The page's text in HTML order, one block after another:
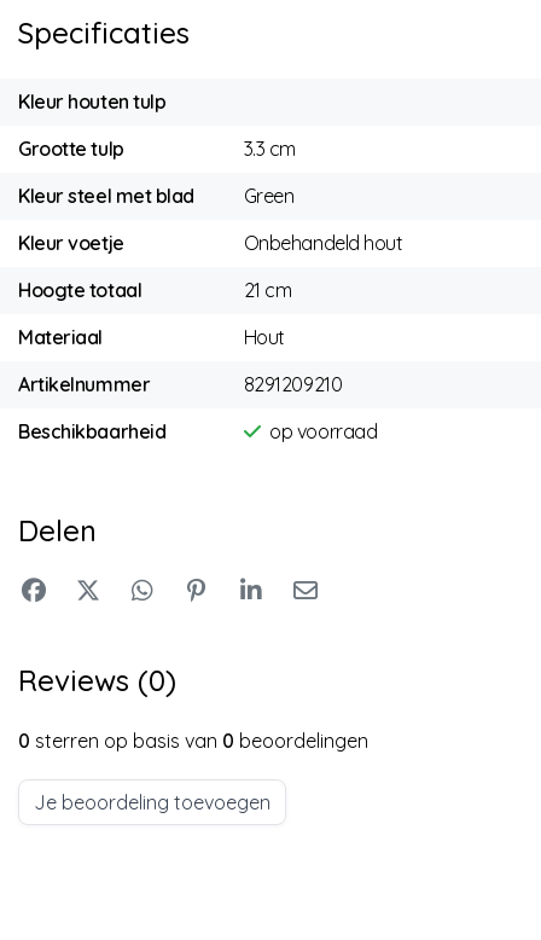
Specificaties
Kleur houten tulp
Grootte tulp
3.3 cm
Kleur steel met blad
Green
Kleur voetje
Onbehandeld hout
Hoogte totaal
21 cm
Materiaal
Hout
Artikelnummer
8291209210
Beschikbaarheid
op voorraad
Delen
Reviews (0)
0 sterren op basis van 0 beoordelingen
Je beoordeling toevoegen